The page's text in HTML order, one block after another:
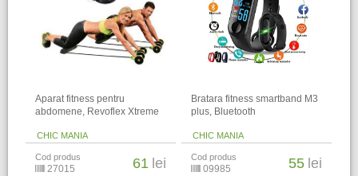
Aparat fitness pentru
abdomene, Revoflex Xtreme
CHIC MANIA
Cod produs
27015 61 lei
Bratara fitness smartband M3
plus, Bluetooth
CHIC MANIA
Cod produs
09985 55 lei